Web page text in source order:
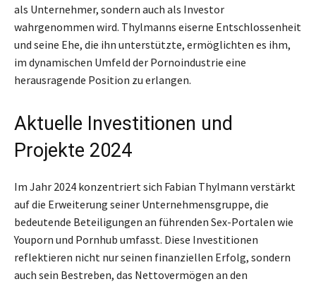
als Unternehmer, sondern auch als Investor
wahrgenommen wird. Thylmanns eiserne Entschlossenheit
und seine Ehe, die ihn unterstützte, ermöglichten es ihm,
im dynamischen Umfeld der Pornoindustrie eine
herausragende Position zu erlangen.
Aktuelle Investitionen und
Projekte 2024
Im Jahr 2024 konzentriert sich Fabian Thylmann verstärkt
auf die Erweiterung seiner Unternehmensgruppe, die
bedeutende Beteiligungen an führenden Sex-Portalen wie
Youporn und Pornhub umfasst. Diese Investitionen
reflektieren nicht nur seinen finanziellen Erfolg, sondern
auch sein Bestreben, das Nettovermögen an den